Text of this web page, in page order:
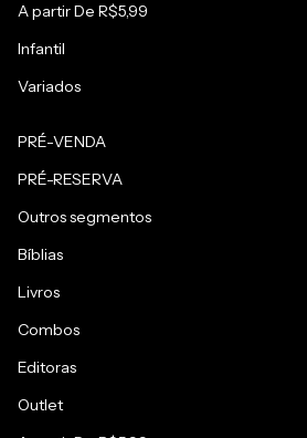
A partir De R$5,99
Infantil
Variados
PRÉ-VENDA
PRÉ-RESERVA
Outros segmentos
Bíblias
Livros
Combos
Editoras
Outlet